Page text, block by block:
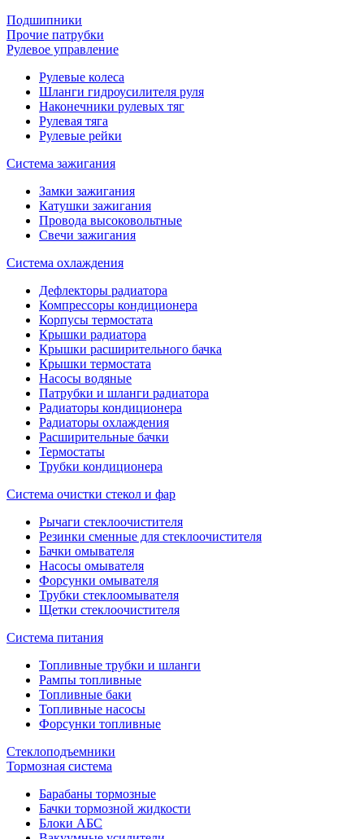
Подшипники
Прочие патрубки
Рулевое управление
Рулевые колеса
Шланги гидроусилителя руля
Наконечники рулевых тяг
Рулевая тяга
Рулевые рейки
Система зажигания
Замки зажигания
Катушки зажигания
Провода высоковольтные
Свечи зажигания
Система охлаждения
Дефлекторы радиатора
Компрессоры кондиционера
Корпусы термостата
Крышки радиатора
Крышки расширительного бачка
Крышки термостата
Насосы водяные
Патрубки и шланги радиатора
Радиаторы кондиционера
Радиаторы охлаждения
Расширительные бачки
Термостаты
Трубки кондиционера
Система очистки стекол и фар
Рычаги стеклоочистителя
Резинки сменные для стеклоочистителя
Бачки омывателя
Насосы омывателя
Форсунки омывателя
Трубки стеклоомывателя
Щетки стеклоочистителя
Система питания
Топливные трубки и шланги
Рампы топливные
Топливные баки
Топливные насосы
Форсунки топливные
Стеклоподъемники
Тормозная система
Барабаны тормозные
Бачки тормозной жидкости
Блоки АБС